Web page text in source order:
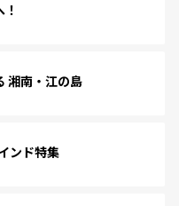
湘南・江の島
ンド特集